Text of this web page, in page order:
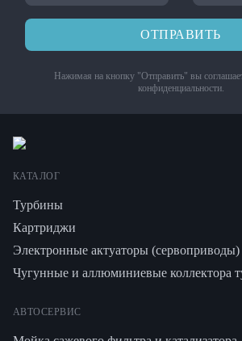
ОТПРАВИТЬ
Нажимая на кнопку "Отправить" вы
конфиденциальности.
КАТАЛОГ
Турбины
Картриджи
Электронные актуаторы (сервоприводы)
Чугунные и аллюминиевые коллектора
АВТОСЕРВИС